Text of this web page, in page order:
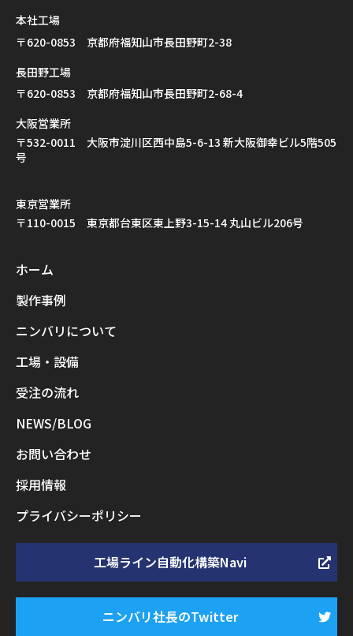
本社工場
〒620-0853 京都府福知山市長田野町2-38
長田野工場
〒620-0853 京都府福知山市長田野町2-68-4
大阪営業所
〒532-0011 大阪市淀川区西中島5-6-13 新大阪御幸ビル5階505
号
東京営業所
〒110-0015 東京都台東区東上野3-15-14 丸山ビル206号
ホーム
製作事例
ニンバリについて
工場・設備
受注の流れ
NEWS/BLOG
お問い合わせ
採用情報
プライバシーポリシー
工場ライン自動化構築Navi
ニンバリ社長のTwitter